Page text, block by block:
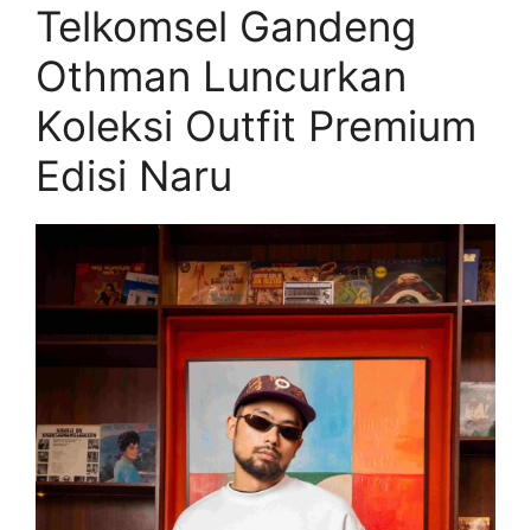
Telkomsel Gandeng
Othman Luncurkan
Koleksi Outfit Premium
Edisi Naru